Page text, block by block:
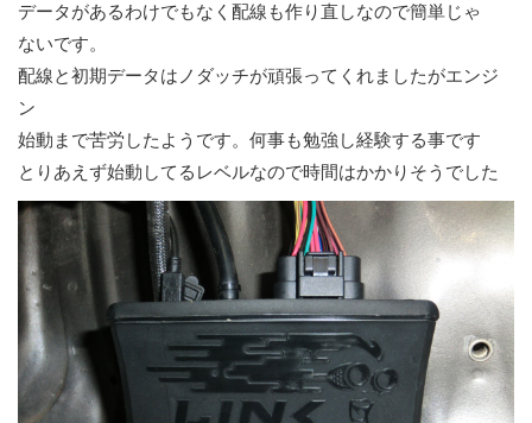
データがあるわけでもなく配線も作り直しなので簡単じゃ
ないです。
配線と初期データはノダッチが頑張ってくれましたがエンジ
ン
始動まで苦労したようです。何事も勉強し経験する事です
とりあえず始動してるレベルなので時間はかかりそうでした